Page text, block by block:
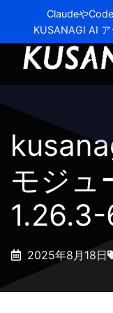
Claudeや
KUSANAGI AI
モジュ
2025年8月18日